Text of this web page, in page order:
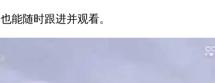
能随时跟进并观看。